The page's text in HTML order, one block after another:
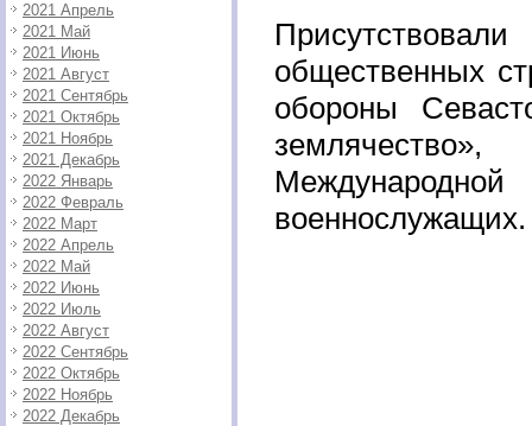
2021 Апрель
2021 Май
2021 Июнь
2021 Август
2021 Сентябрь
2021 Октябрь
2021 Ноябрь
2021 Декабрь
2022 Январь
2022 Февраль
2022 Март
2022 Апрель
2022 Май
2022 Июнь
2022 Июль
2022 Август
2022 Сентябрь
2022 Октябрь
2022 Ноябрь
2022 Декабрь
общественных
обороны
военнослужащих.